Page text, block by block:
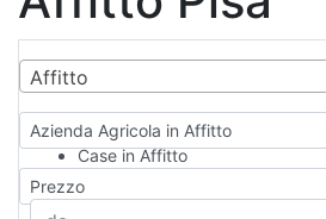
Affitto
Azienda Agricola in Affitto
Case in Affitto
Qualsiasi
Appartamento
Prezzo